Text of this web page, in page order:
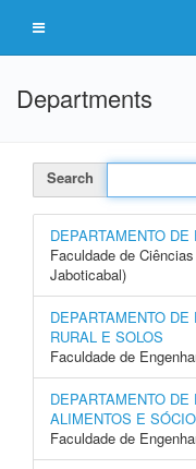
Departments
Search
DEPARTAMENTO
Faculdade de
Jaboticabal)
DEPARTAMENTO
RURAL E SOLOS
Faculdade de
DEPARTAMENTO
ALIMENTOS E
Faculdade de